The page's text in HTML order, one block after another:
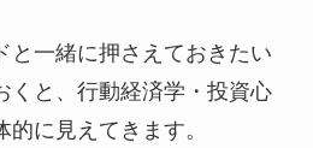
と一緒に押さえておきたい
くと、行動経済学・投資心
に見えてきます。